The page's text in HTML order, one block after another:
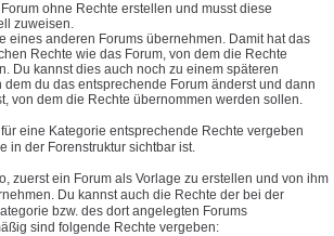
ohne Rechte erstellen und musst diese
zuweisen.
eines anderen Forums übernehmen. Damit hat das
Rechte wie das Forum, von dem die Rechte
Du kannst dies auch noch zu einem späteren
dem du das entsprechende Forum änderst und dann
von dem die Rechte übernommen werden sollen.
eine Kategorie entsprechende Rechte vergeben
in der Forenstruktur sichtbar ist.
zuerst ein Forum als Vorlage zu erstellen und von ihm
Du kannst auch die Rechte der bei der
bzw. des dort angelegten Forums
sind folgende Rechte vergeben: